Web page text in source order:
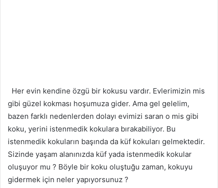
Her evin kendine özgü bir kokusu vardır. Evlerimizin mis
gibi güzel kokması hoşumuza gider. Ama gel gelelim,
bazen farklı nedenlerden dolayı evimizi saran o mis gibi
koku, yerini istenmedik kokulara bırakabiliyor. Bu
istenmedik kokuların başında da küf kokuları gelmektedir.
Sizinde yaşam alanınızda küf yada istenmedik kokular
oluşuyor mu ? Böyle bir koku oluştuğu zaman, kokuyu
gidermek için neler yapıyorsunuz ?